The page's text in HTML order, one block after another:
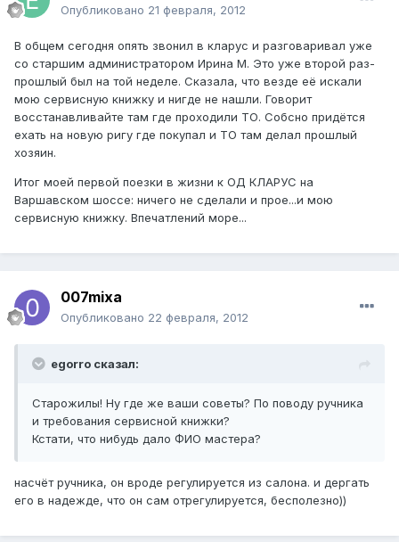
Опубликовано 21 февраля, 2012
В общем сегодня опять звонил в кларус и разговаривал уже
со старшим администратором Ирина М. Это уже второй раз-
прошлый был на той неделе. Сказала, что везде её искали
мою сервисную книжку и нигде не нашли. Говорит
восстанавливайте там где проходили ТО. Собсно придётся
ехать на новую ригу где покупал и ТО там делал прошлый
хозяин.
Итог моей первой поезки в жизни к ОД КЛАРУС на
Варшавском шоссе: ничего не сделали и прое...и мою
сервисную книжку. Впечатлений море...
007mixa
Опубликовано 22 февраля, 2012
egorro сказал:
Старожилы! Ну где же ваши советы? По поводу ручника
и требования сервисной книжки?
Кстати, что нибудь дало ФИО мастера?
насчёт ручника, он вроде регулируется из салона. и дергать
его в надежде, что он сам отрегулируется, бесполезно))